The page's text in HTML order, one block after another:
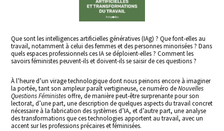
Que sont les intelligences artificielles génératives (IAg) ? Que font-elles au
travail, notamment à celui des femmes et des personnes minorisées ? Dans
quels espaces professionnels ces IA se déploient-elles ? Comment les
savoirs féministes peuvent-ils et doivent-ils se saisir de ces questions ?
À l’heure d’un virage technologique dont nous peinons encore à imaginer
la portée, tant son ampleur paraît vertigineuse, ce numéro deNouvelles
Questions Féministesoffre, de manière peut-être surprenante pour son
lectorat, d’une part, une description de quelques aspects du travail concret
nécessaire à la fabrication des systèmes d’IA, et d’autre part, une analyse
des transformations que ces technologies apportent au travail, avec un
accent sur les professions précaires et féminisées.